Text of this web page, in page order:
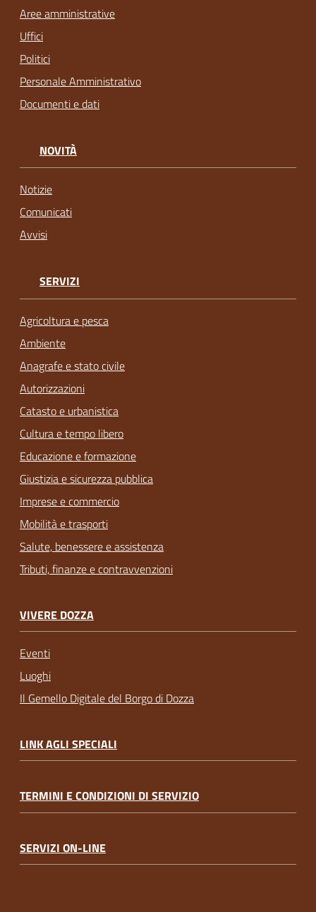
Aree amministrative
Uffici
Politici
Personale Amministrativo
Documenti e dati
NOVITÀ
Notizie
Comunicati
Avvisi
SERVIZI
Agricoltura e pesca
Ambiente
Anagrafe e stato civile
Autorizzazioni
Catasto e urbanistica
Cultura e tempo libero
Educazione e formazione
Giustizia e sicurezza pubblica
Imprese e commercio
Mobilità e trasporti
Salute, benessere e assistenza
Tributi, finanze e contravvenzioni
VIVERE DOZZA
Eventi
Luoghi
Il Gemello Digitale del Borgo di Dozza
LINK AGLI SPECIALI
TERMINI E CONDIZIONI DI SERVIZIO
SERVIZI ON-LINE